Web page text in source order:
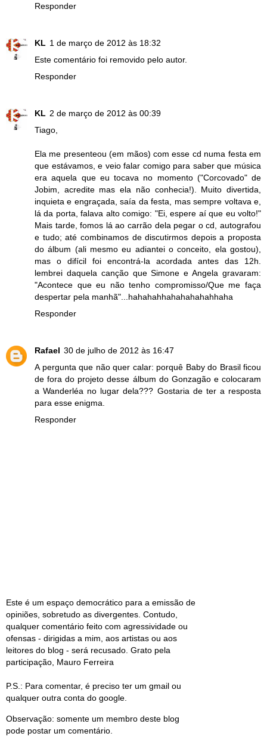
Responder
KL 1 de março de 2012 às 18:32
Este comentário foi removido pelo autor.
Responder
KL 2 de março de 2012 às 00:39
Tiago,
Ela me presenteou (em mãos) com esse cd numa festa em
que estávamos, e veio falar comigo para saber que música
era aquela que eu tocava no momento ("Corcovado" de
Jobim, acredite mas ela não conhecia!). Muito divertida,
inquieta e engraçada, saía da festa, mas sempre voltava e,
lá da porta, falava alto comigo: "Ei, espere aí que eu volto!"
Mais tarde, fomos lá ao carrão dela pegar o cd, autografou
e tudo; até combinamos de discutirmos depois a proposta
do álbum (ali mesmo eu adiantei o conceito, ela gostou),
mas o difícil foi encontrá-la acordada antes das 12h.
lembrei daquela canção que Simone e Angela gravaram:
"Acontece que eu não tenho compromisso/Que me faça
despertar pela manhã"...hahahahhahahahahahhaha
Responder
Rafael 30 de julho de 2012 às 16:47
A pergunta que não quer calar: porquê Baby do Brasil ficou
de fora do projeto desse álbum do Gonzagão e colocaram
a Wanderléa no lugar dela??? Gostaria de ter a resposta
para esse enigma.
Responder
Este é um espaço democrático para a emissão de
opiniões, sobretudo as divergentes. Contudo,
qualquer comentário feito com agressividade ou
ofensas - dirigidas a mim, aos artistas ou aos
leitores do blog - será recusado. Grato pela
participação, Mauro Ferreira
P.S.: Para comentar, é preciso ter um gmail ou
qualquer outra conta do google.
Observação: somente um membro deste blog
pode postar um comentário.